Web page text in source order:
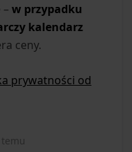
w przypadku
kalendarz
ceny.
prywatności od